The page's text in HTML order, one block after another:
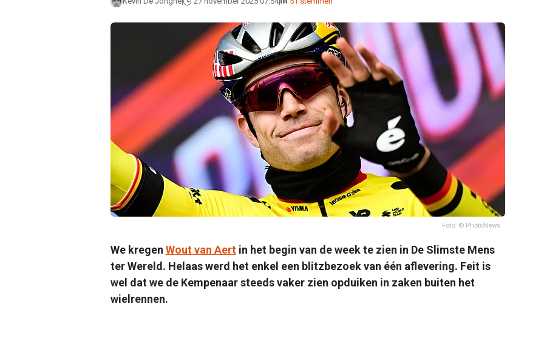
Foto: © PhotoNews
We kregen Wout van Aertin het begin van de week te zien in De Slimste Mens
ter Wereld. Helaas werd het enkel een blitzbezoek van één aflevering. Feit is
wel dat we de Kempenaar steeds vaker zien opduiken in zaken buiten het
wielrennen.